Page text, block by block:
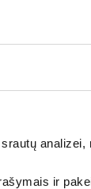
analizei,
ir